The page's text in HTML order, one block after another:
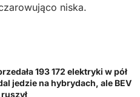
niska.
193 172 elektryki w pół
jedzie na hybrydach, ale BEV